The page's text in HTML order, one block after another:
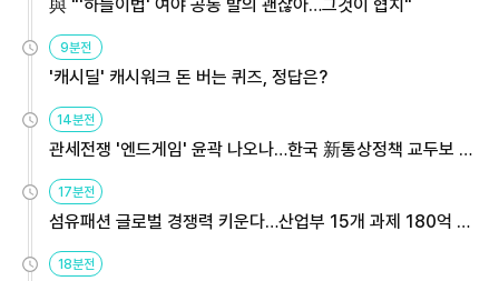
與 "'하늘이법' 여야 공동 발의 괜찮아…그것이 협치"
9분전
'캐시딜' 캐시워크 돈 버는 퀴즈, 정답은?
14분전
관세전쟁 '엔드게임' 윤곽 나오나…한국 新통상정책 교두보 활
용해야
17분전
섬유패션 글로벌 경쟁력 키운다…산업부 15개 과제 180억 지
원
18분전